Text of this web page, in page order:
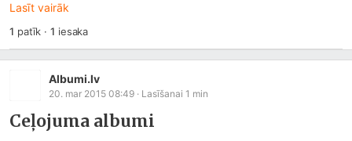
Lasīt vairāk
1 patīk ·1 iesaka
Albumi.lv
20. mar 2015 08:49 · Lasīšanai 1 min
Ceļojuma albumi